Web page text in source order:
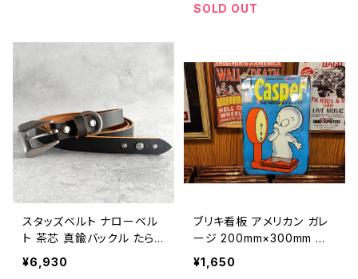
TUDED BELT LEATHER B
SOLD OUT
スタッズベルト ナローベル
ト 茶芯 真鍮バックル たら
せるベルト ロングベルト 日
本製 アメカジ バイカー / S
¥6,930
ブリキ看板 アメリカン ガレ
ージ 200mm×300mm ア
メリカン雑貨 レトロ 壁掛け
メタルサイン インテリア / T
¥1,650